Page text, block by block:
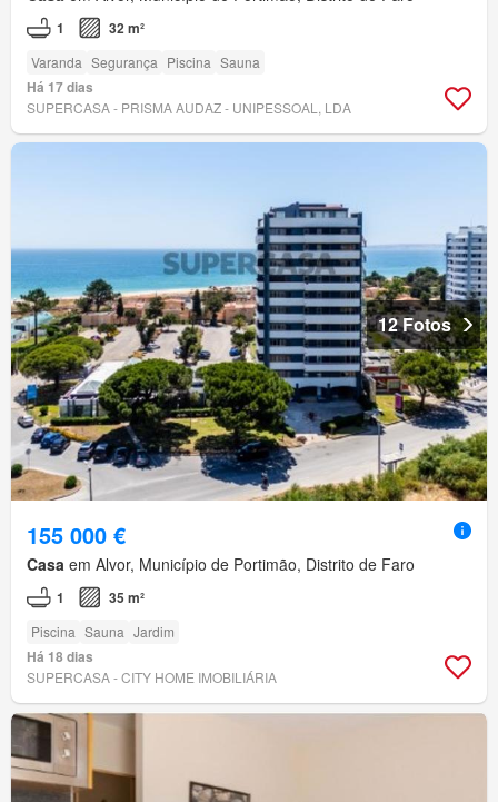
1 32 m²
Varanda Segurança Piscina Sauna
Há 17 dias
SUPERCASA - PRISMA AUDAZ - UNIPESSOAL, LDA
12 Fotos
155 000 €
Casa em Alvor, Município de Portimão, Distrito de Faro
1 35 m²
Piscina Sauna Jardim
Há 18 dias
SUPERCASA - CITY HOME IMOBILIÁRIA